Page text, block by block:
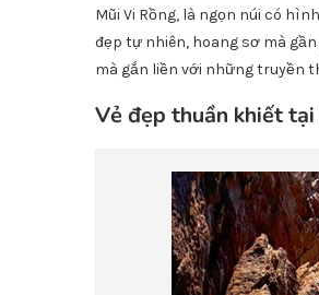
Mũi Vi Rồng, là ngọn núi có
đẹp tự nhiên, hoang sơ mà
mà gắn liền với những truyền
Vẻ đẹp thuần khiết